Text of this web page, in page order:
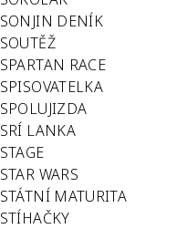
SONJIN DENÍK
SOUTĚŽ
SPARTAN RACE
SPISOVATELKA
SPOLUJIZDA
SRÍ LANKA
STAGE
STAR WARS
STÁTNÍ MATURITA
STÍHAČKY